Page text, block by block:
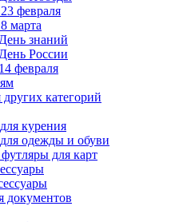
февраля
марта
знаний
России
февраля
категорий
курения
одежды и обуви
для карт
документов